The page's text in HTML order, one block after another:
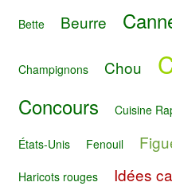
Bette Beurre
Champignons Chou
Concours Cuisine
États-Unis Fenouil
Haricots rouges Idées